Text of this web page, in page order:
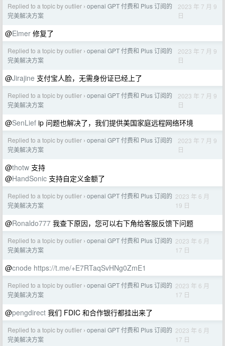
Replied to a topic by outlier › openai GPT 付费和 Plus 订阅的
完美解决方案
2023 年 7 月 9
日
@Elmer 修复了
Replied to a topic by outlier › openai GPT 付费和 Plus 订阅的
完美解决方案
2023 年 7 月 9
日
@Jirajine 支付宝人脸，无需身份证已经上了
Replied to a topic by outlier › openai GPT 付费和 Plus 订阅的
完美解决方案
2023 年 7 月 9
日
@SenLief ip 问题也解决了，我们提供美国家庭远程网络环境
Replied to a topic by outlier › openai GPT 付费和 Plus 订阅的
完美解决方案
2023 年 7 月 9
日
@thotw 支持
@HandSonic 支持自定义金额了
Replied to a topic by outlier › openai GPT 付费和 Plus 订阅的
完美解决方案
2023 年 6 月
19 日
@Ronaldo777 我查下原因，您可以右下角给客服反馈下问题
Replied to a topic by outlier › openai GPT 付费和 Plus 订阅的
完美解决方案
2023 年 6 月
17 日
@cnode https://t.me/+E7RTaqSvHNg0ZmE1
Replied to a topic by outlier › openai GPT 付费和 Plus 订阅的
完美解决方案
2023 年 6 月
17 日
@pengdirect 我们 FDIC 和合作银行都挂出来了
Replied to a topic by outlier › openai GPT 付费和 Plus 订阅的
完美解决方案
2023 年 6 月
17 日